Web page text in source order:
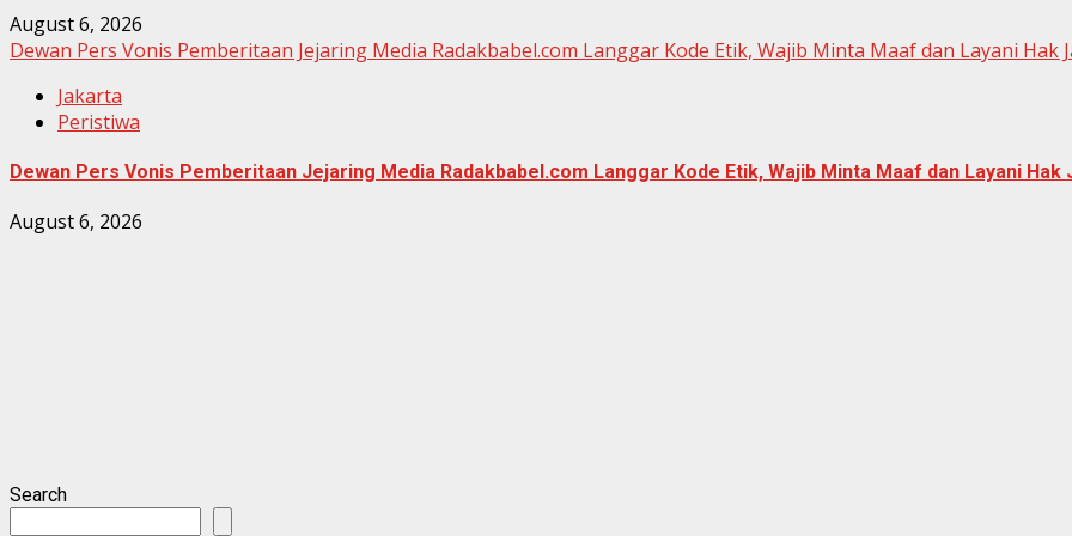
August 6, 2026
Dewan Pers Vonis Pemberitaan Jejaring Media Radakbabel.com Langgar Kode Etik, Wajib Minta Maaf dan Layani Hak
Jakarta
Peristiwa
Dewan Pers Vonis Pemberitaan Jejaring Media Radakbabel.com Langgar Kode Etik, Wajib Minta Maaf dan Layani Hak
August 6, 2026
Search